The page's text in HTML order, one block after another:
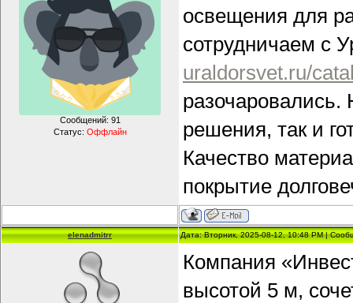
Сообщений: 91
Статус: Оффлайн
освещения для
сотрудничаем с
uraldorsvet.ru/
разочаровались.
решения, так и
Качество
покрытие
elenadmitrr Дата: Вторник, 2025-08-12, 10:48 PM |
Компания
высотой 5 м,